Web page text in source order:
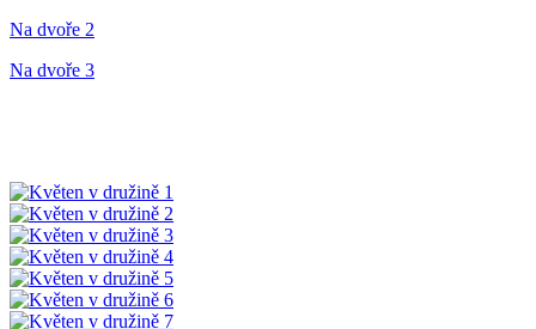
Na dvoře 2
Na dvoře 3